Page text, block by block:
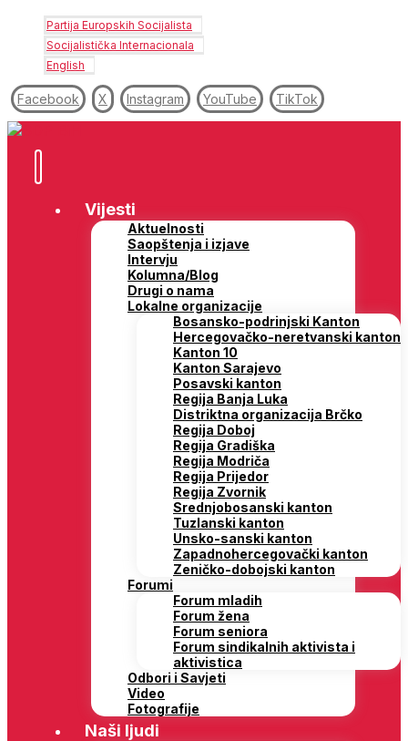
Partija Europskih Socijalista
Socijalistička Internacionala
English
Facebook X Instagram YouTube TikTok
Vijesti
Aktuelnosti
Saopštenja i izjave
Intervju
Kolumna/Blog
Drugi o nama
Lokalne organizacije
Bosansko-podrinjski Kanton
Hercegovačko-neretvanski kanton
Kanton 10
Kanton Sarajevo
Posavski kanton
Regija Banja Luka
Distriktna organizacija Brčko
Regija Doboj
Regija Gradiška
Regija Modriča
Regija Prijedor
Regija Zvornik
Srednjobosanski kanton
Tuzlanski kanton
Unsko-sanski kanton
Zapadnohercegovački kanton
Zeničko-dobojski kanton
Forumi
Forum mladih
Forum žena
Forum seniora
Forum sindikalnih aktivista i
aktivistica
Odbori i Savjeti
Video
Fotografije
Naši ljudi